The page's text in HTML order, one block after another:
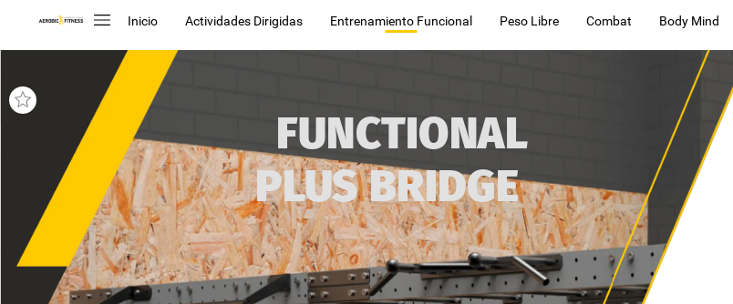
Inicio Actividades Dirigidas Entrenamiento Funcional Peso Libre Combat Body Mind
FUNCTIONAL
PLUS BRIDGE